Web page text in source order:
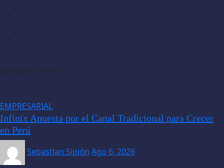
Related Story
EMPRESARIAL
Infinix Apuesta por el Canal Tradicional para Crecer
en Perú
Sebastian Sipión Ago 6, 2026